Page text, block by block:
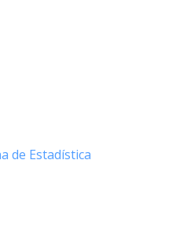
de Estadística